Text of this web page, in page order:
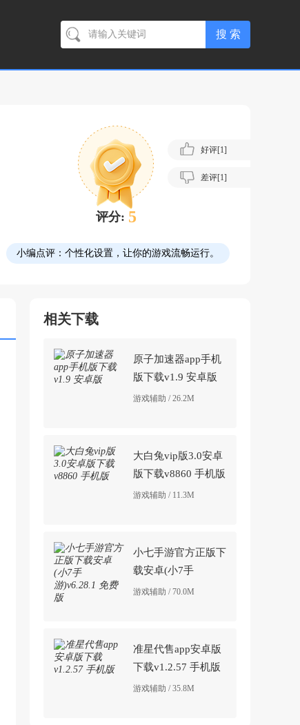
评分: 5
好评[1]
差评[1]
小编点评： 个性化设置，让你的游戏流畅运行。
相关下载
原子加速器app手机
版下载v1.9 安卓版
游戏辅助 / 26.2M
大白兔vip版3.0安卓
版下载v8860 手机版
游戏辅助 / 11.3M
小七手游官方正版下
载安卓(小7手
游)v6.28.1 免费版
游戏辅助 / 70.0M
准星代售app安卓版
下载v1.2.57 手机版
游戏辅助 / 35.8M